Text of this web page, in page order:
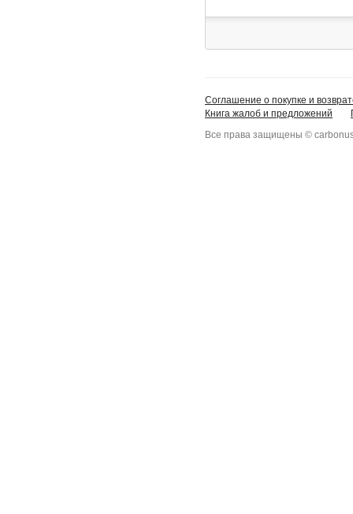
Соглашение о покупке и
Книга жалоб и предложений
Все права защищены ©